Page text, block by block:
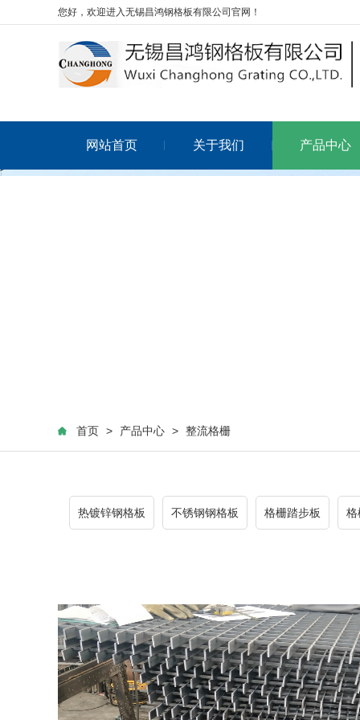
您好，欢迎进入无锡昌鸿钢格板有限公司官网！
网站首页 关于我们 产品中心
首页 > 产品中心 > 整流格栅
热镀锌钢格板 不锈钢钢格板 格栅踏步板 格